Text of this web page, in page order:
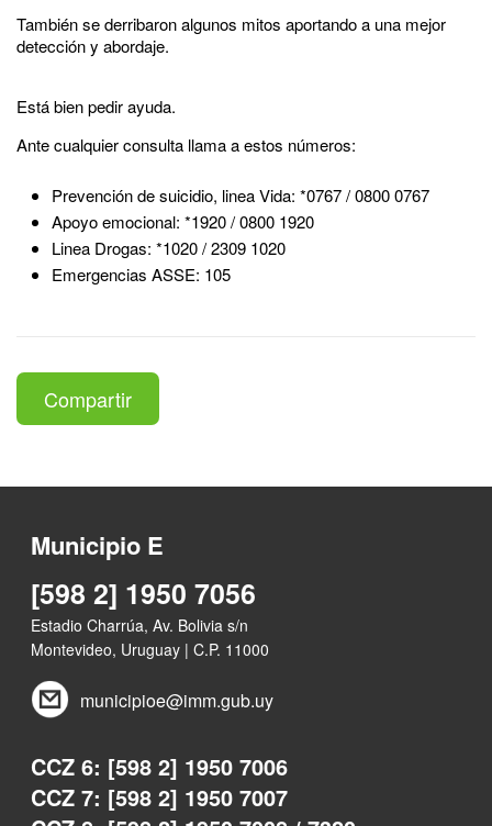
También se derribaron algunos mitos aportando a una mejor
detección y abordaje.
Está bien pedir ayuda.
Ante cualquier consulta llama a estos números:
Prevención de suicidio, linea Vida: *0767 / 0800 0767
Apoyo emocional: *1920 / 0800 1920
Linea Drogas: *1020 / 2309 1020
Emergencias ASSE: 105
Compartir
Municipio E
[598 2] 1950 7056
Estadio Charrúa, Av. Bolivia s/n
Montevideo, Uruguay | C.P. 11000
municipioe@imm.gub.uy
CCZ 6: [598 2] 1950 7006
CCZ 7: [598 2] 1950 7007